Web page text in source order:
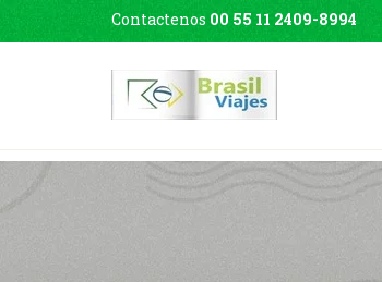
Contactenos 00 55 11 2409-8994